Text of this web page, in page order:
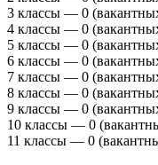
3 классы — 0
4 классы — 0
5 классы — 0
6 классы — 0
7 классы — 0
8 классы — 0
9 классы — 0
10 классы — 0
11 классы — 0